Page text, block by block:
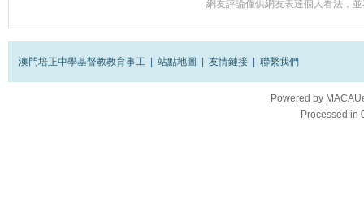
網友評論僅供網友表達個人看法，
澳門培正中學基督教教育事工 站點地圖 友情鏈接 聯繫我們
Powered by
Processed in